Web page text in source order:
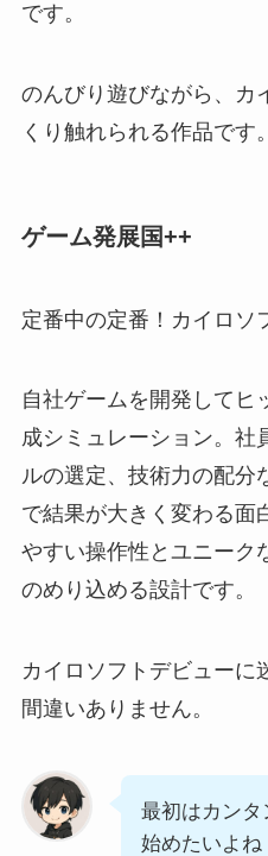
です。
のんびり遊びながら、カ
くり触れられる作品です。
ゲーム発展国++
定番中の定番！カイロソ
自社ゲームを開発してヒ
成シミュレーション。社
ルの選定、技術力の配分
で結果が大きく変わる面
やすい操作性とユニーク
のめり込める設計です。
カイロソフトデビューに
間違いありません。
最初はカンタ
始めたいよね